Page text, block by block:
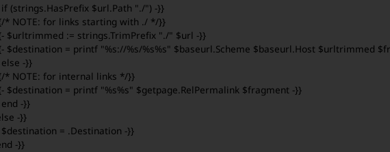
if (strings.HasPrefix $url.Path "./") -}}
* NOTE: for links starting with ./ */}}
$urltrimmed := strings.TrimPrefix "./" $url -}}
$destination = printf "%s://%s/%s%s" $baseurl.Scheme $baseurl.Host $urltrimmed
else -}}
* NOTE: for internal links */}}
$destination = printf "%s%s" $getpage.RelPermalink $fragment -}}
end -}}
-}}
$destination = .Destination -}}
-}}